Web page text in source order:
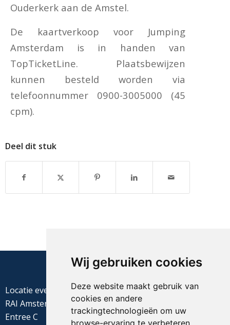
Wij gebruiken cookies
Deze website maakt gebruik van
cookies en andere
trackingtechnologieën om uw
browse-ervaring te verbeteren
Ouderkerk aan de Amstel.
De kaartverkoop voor Jumping
Amsterdam is in handen van
TopTicketLine. Plaatsbewijzen
kunnen besteld worden via
telefoonnummer 0900-3005000 (45
cpm).
Deel dit stuk
Locatie evenement
RAI Amsterdam
Entree C